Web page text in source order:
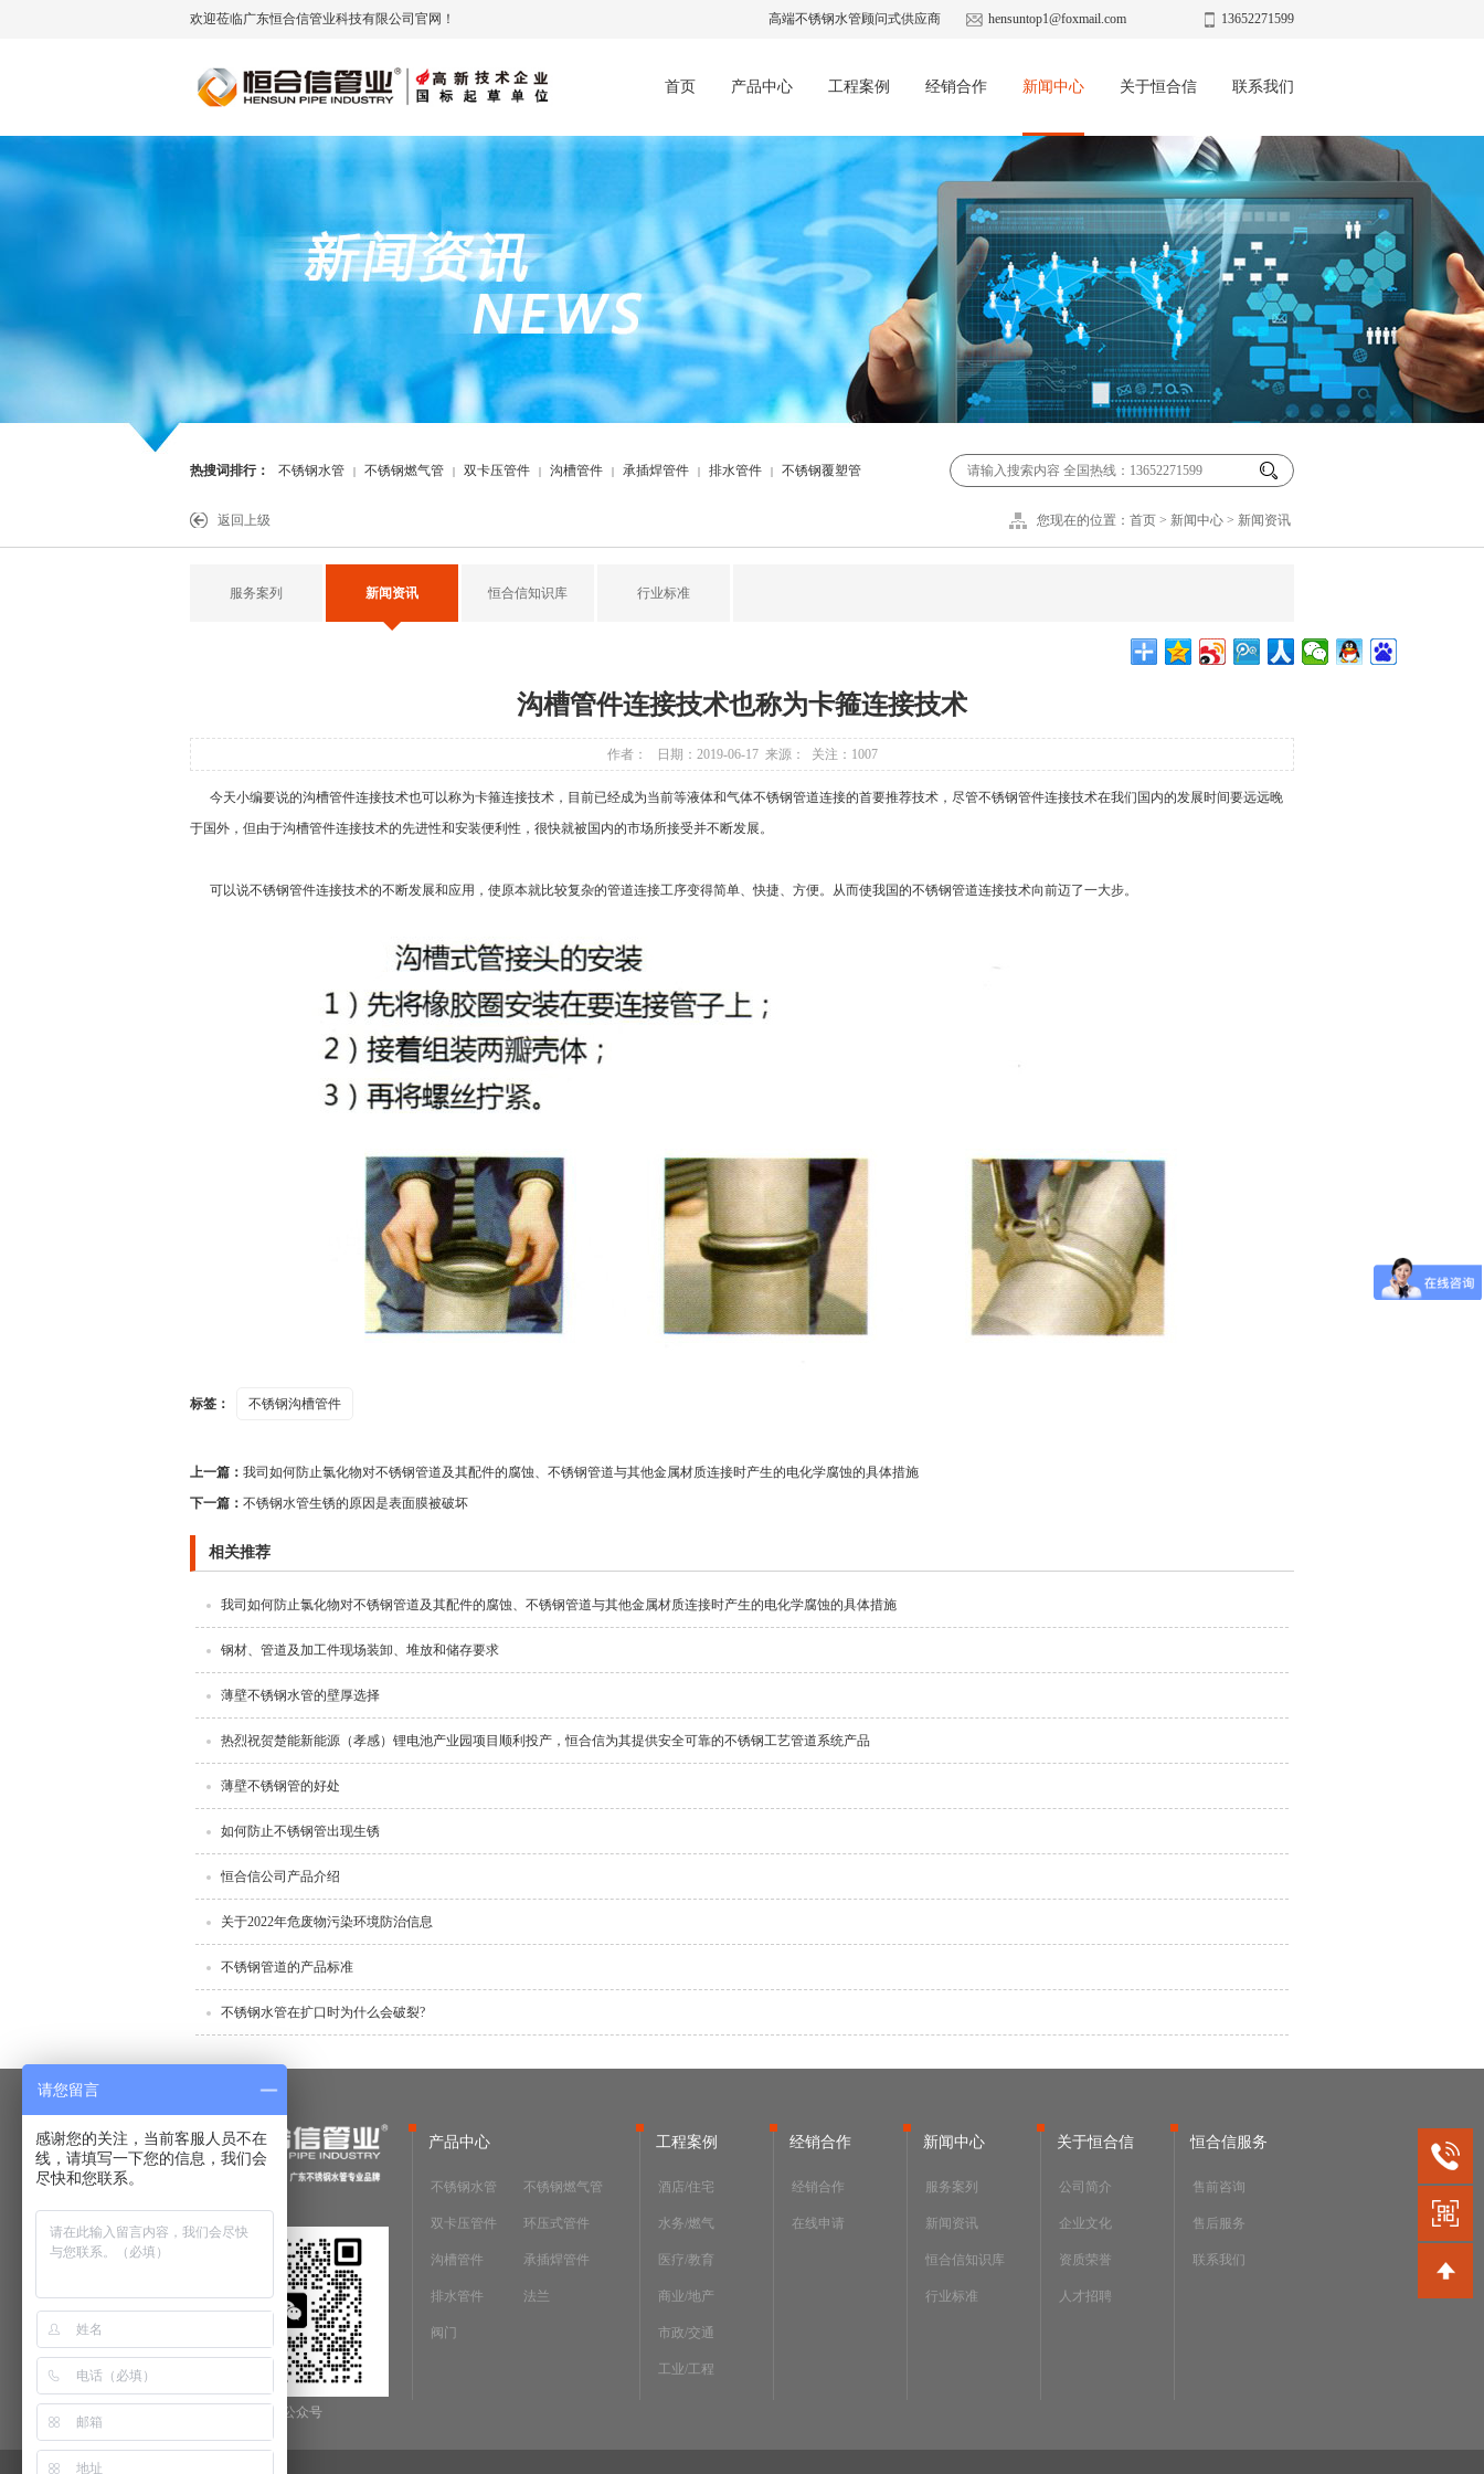
欢迎莅临广东恒合信管业科技有限公司官网！ 高端不锈钢水管顾问式供应商 hensuntop1@foxmail.com 13652271599
首页 产品中心 工程案例 经销合作 新闻中心 关于恒合信 联系我们
热搜词排行： 不锈钢水管 | 不锈钢燃气管 | 双卡压管件 | 沟槽管件 | 承插焊管件 | 排水管件 | 不锈钢覆塑管
返回上级 您现在的位置： 首页 > 新闻中心 > 新闻资讯
服务案列 新闻资讯 恒合信知识库 行业标准
沟槽管件连接技术也称为卡箍连接技术
作者： 日期：2019-06-17 来源： 关注： 1007
今天小编要说的沟槽管件连接技术也可以称为卡箍连接技术，目前已经成为当前等液体和气体不锈钢管道连接的首要推荐技术，尽管不锈钢管件连接技术在我们国内的发展时间要远远晚
于国外，但由于沟槽管件连接技术的先进性和安装便利性，很快就被国内的市场所接受并不断发展。
可以说不锈钢管件连接技术的不断发展和应用，使原本就比较复杂的管道连接工序变得简单、快捷、方便。从而使我国的不锈钢管道连接技术向前迈了一大步。
标签： 不锈钢沟槽管件
上一篇： 我司如何防止氯化物对不锈钢管道及其配件的腐蚀、不锈钢管道与其他金属材质连接时产生的电化学腐蚀的具体措施
下一篇： 不锈钢水管生锈的原因是表面膜被破坏
相关推荐
我司如何防止氯化物对不锈钢管道及其配件的腐蚀、不锈钢管道与其他金属材质连接时产生的电化学腐蚀的具体措施
钢材、管道及加工件现场装卸、堆放和储存要求
薄壁不锈钢水管的壁厚选择
热烈祝贺楚能新能源（孝感）锂电池产业园项目顺利投产，恒合信为其提供安全可靠的不锈钢工艺管道系统产品
薄壁不锈钢管的好处
如何防止不锈钢管出现生锈
恒合信公司产品介绍
关于2022年危废物污染环境防治信息
不锈钢管道的产品标准
不锈钢水管在扩口时为什么会破裂?
微信公众号
产品中心
不锈钢水管 不锈钢燃气管
双卡压管件 环压式管件
沟槽管件 承插焊管件
排水管件 法兰
阀门
工程案例
酒店/住宅
水务/燃气
医疗/教育
商业/地产
市政/交通
工业/工程
经销合作
经销合作
在线申请
新闻中心
服务案列
新闻资讯
恒合信知识库
行业标准
关于恒合信
公司简介
企业文化
资质荣誉
人才招聘
恒合信服务
售前咨询
售后服务
联系我们
请您留言
感谢您的关注，当前客服人员不在
线，请填写一下您的信息，我们会
尽快和您联系。